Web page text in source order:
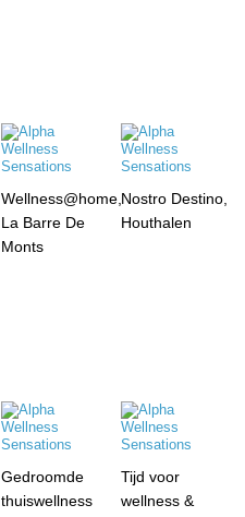
Wellness@home,
La Barre De
Monts
Nostro Destino,
Houthalen
Gedroomde
thuiswellness
Tijd voor
wellness &